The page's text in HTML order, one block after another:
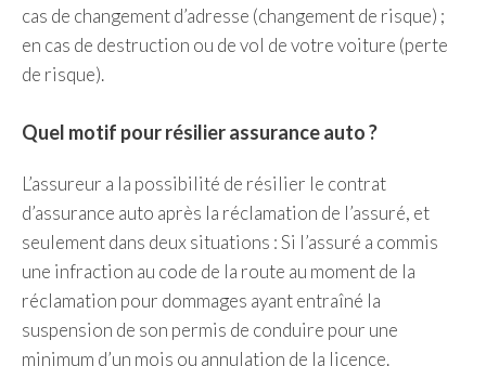
cas de changement d’adresse (changement de risque) ;
en cas de destruction ou de vol de votre voiture (perte
de risque).
Quel motif pour résilier assurance auto ?
L’assureur a la possibilité de résilier le contrat
d’assurance auto après la réclamation de l’assuré, et
seulement dans deux situations : Si l’assuré a commis
une infraction au code de la route au moment de la
réclamation pour dommages ayant entraîné la
suspension de son permis de conduire pour une
minimum d’un mois ou annulation de la licence.